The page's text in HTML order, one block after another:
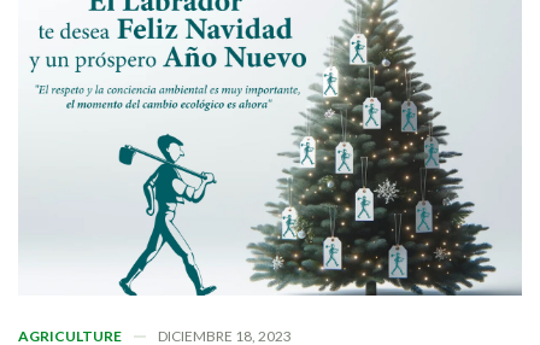
AGRICULTURE DICIEMBRE 18, 2023